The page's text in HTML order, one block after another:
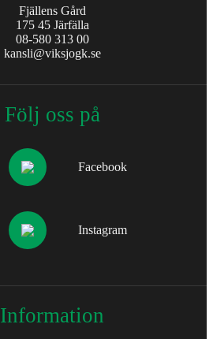
Fjällens Gård
175 45 Järfälla
08-580 313 00
kansli@viksjogk.se
Följ oss på
Facebook
Instagram
Information